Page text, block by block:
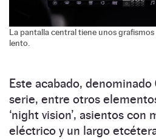
La pantalla central tiene unos
lento.
Este acabado, denominado
serie, entre otros
‘night vision’, asientos con
eléctrico y un largo